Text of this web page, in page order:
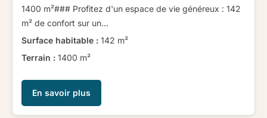
1400 m²​ ​​ ​### Profitez d'un espace de vie généreux : 142
m² de confort sur un...
Surface habitable : 142 m²
Terrain : 1400 m²
En savoir plus